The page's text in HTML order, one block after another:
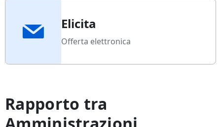
Elicita
Offerta elettronica
Rapporto tra